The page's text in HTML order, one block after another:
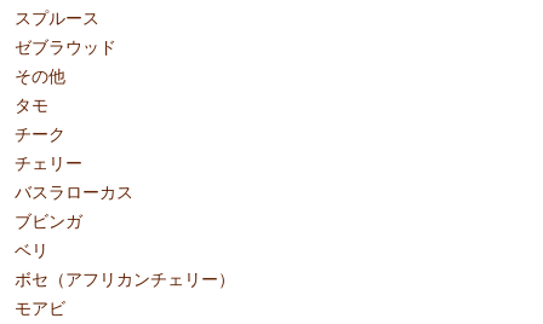
スプルース
ゼブラウッド
その他
タモ
チーク
チェリー
バスラローカス
ブビンガ
ベリ
ボセ（アフリカンチェリー）
モアビ